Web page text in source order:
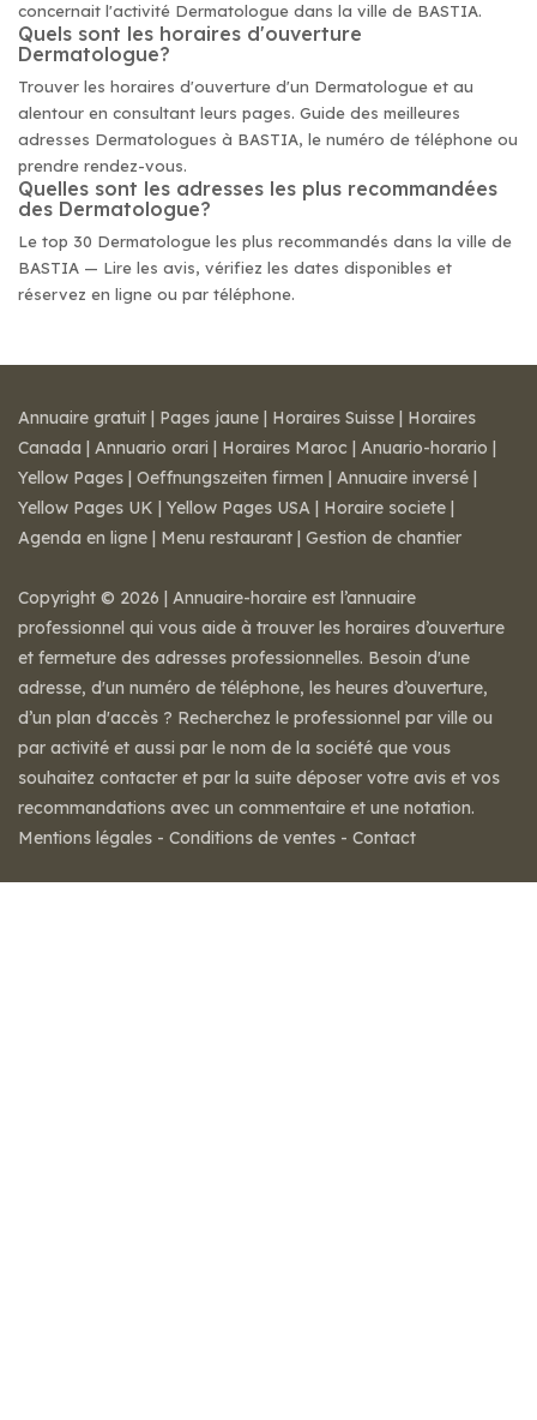
concernait l'activité Dermatologue dans la ville de BASTIA.
Quels sont les horaires d'ouverture
Dermatologue?
Trouver les horaires d'ouverture d'un Dermatologue et au
alentour en consultant leurs pages. Guide des meilleures
adresses Dermatologues à BASTIA, le numéro de téléphone ou
prendre rendez-vous.
Quelles sont les adresses les plus recommandées
des Dermatologue?
Le top 30 Dermatologue les plus recommandés dans la ville de
BASTIA — Lire les avis, vérifiez les dates disponibles et
réservez en ligne ou par téléphone.
Annuaire gratuit | Pages jaune | Horaires Suisse | Horaires
Canada | Annuario orari | Horaires Maroc | Anuario-horario |
Yellow Pages | Oeffnungszeiten firmen | Annuaire inversé |
Yellow Pages UK | Yellow Pages USA | Horaire societe |
Agenda en ligne | Menu restaurant | Gestion de chantier
Copyright © 2026 | Annuaire-horaire est l’annuaire
professionnel qui vous aide à trouver les horaires d’ouverture
et fermeture des adresses professionnelles. Besoin d'une
adresse, d'un numéro de téléphone, les heures d’ouverture,
d’un plan d'accès ? Recherchez le professionnel par ville ou
par activité et aussi par le nom de la société que vous
souhaitez contacter et par la suite déposer votre avis et vos
recommandations avec un commentaire et une notation.
Mentions légales - Conditions de ventes - Contact